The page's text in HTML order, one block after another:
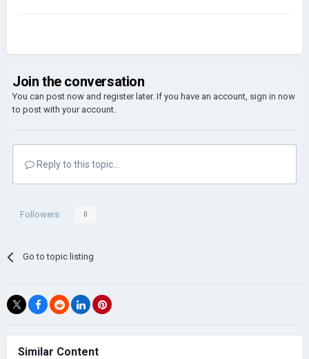
Join the conversation
You can post now and register later. If you have an account, sign in now
to post with your account.
Reply to this topic...
Followers 0
Go to topic listing
Similar Content